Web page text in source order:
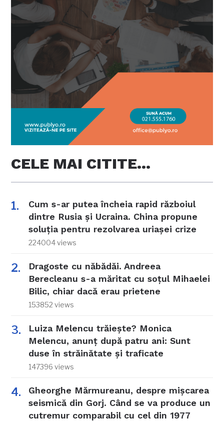
CELE MAI CITITE…
Cum s-ar putea încheia rapid războiul
dintre Rusia și Ucraina. China propune
soluția pentru rezolvarea uriașei crize
224004 views
Dragoste cu năbădăi. Andreea
Berecleanu s-a măritat cu soțul Mihaelei
Bilic, chiar dacă erau prietene
153852 views
Luiza Melencu trăiește? Monica
Melencu, anunț după patru ani: Sunt
duse în străinătate și traficate
147396 views
Gheorghe Mărmureanu, despre mișcarea
seismică din Gorj. Când se va produce un
cutremur comparabil cu cel din 1977